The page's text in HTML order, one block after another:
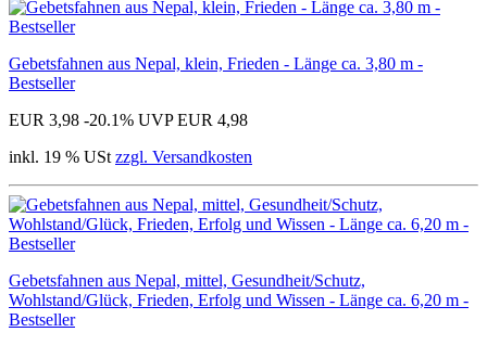
Gebetsfahnen aus Nepal, klein, Frieden - Länge ca. 3,80 m -
Bestseller
EUR 3,98 -20.1% UVP EUR 4,98
inkl. 19 % USt zzgl. Versandkosten
Gebetsfahnen aus Nepal, mittel, Gesundheit/Schutz,
Wohlstand/Glück, Frieden, Erfolg und Wissen - Länge ca. 6,20 m -
Bestseller